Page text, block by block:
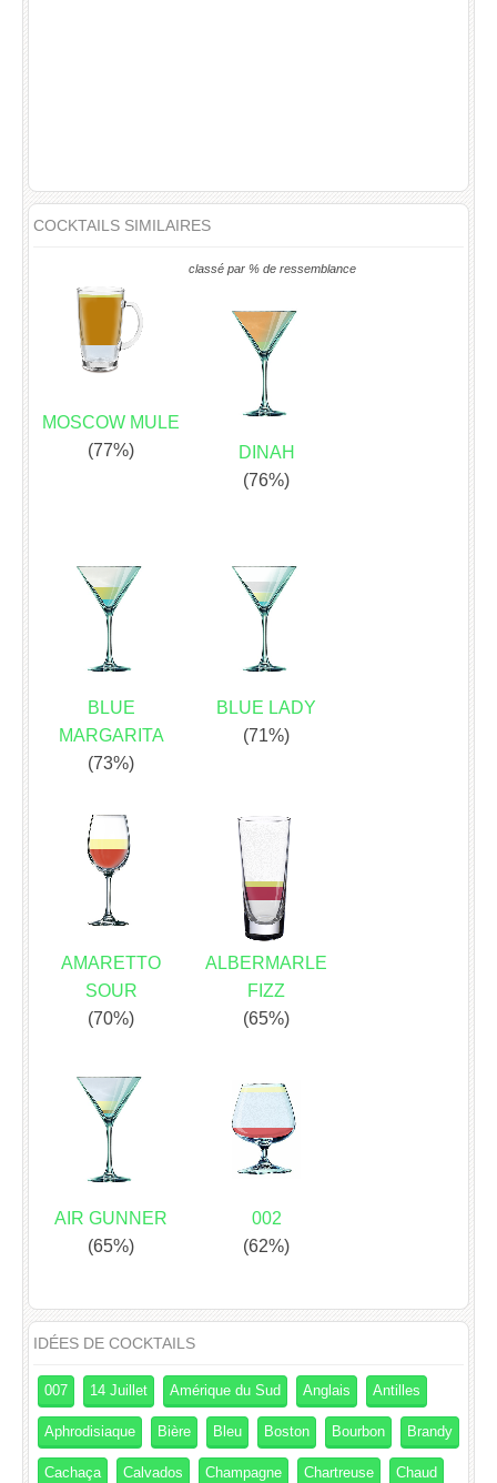
COCKTAILS SIMILAIRES
classé par % de ressemblance
MOSCOW MULE
(77%)
DINAH
(76%)
BLUE
MARGARITA
(73%)
BLUE LADY
(71%)
AMARETTO
SOUR
(70%)
ALBERMARLE
FIZZ
(65%)
AIR GUNNER
(65%)
002
(62%)
IDÉES DE COCKTAILS
007 14 Juillet Amérique du Sud Anglais Antilles
Aphrodisiaque Bière Bleu Boston Bourbon Brandy
Cachaça Calvados Champagne Chartreuse Chaud